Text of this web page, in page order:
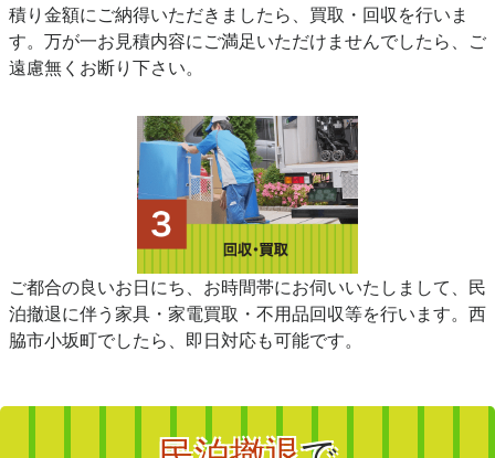
積り金額にご納得いただきましたら、買取・回収を行いま
す。万が一お見積内容にご満足いただけませんでしたら、ご
遠慮無くお断り下さい。
ご都合の良いお日にち、お時間帯にお伺いいたしまして、民
泊撤退に伴う家具・家電買取・不用品回収等を行います。西
脇市小坂町でしたら、即日対応も可能です。